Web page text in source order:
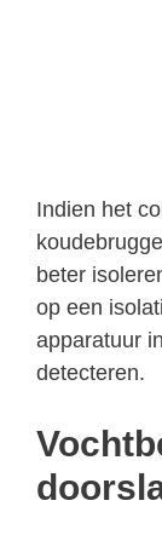
Indien het
beter
op een
apparatuur
detecteren.